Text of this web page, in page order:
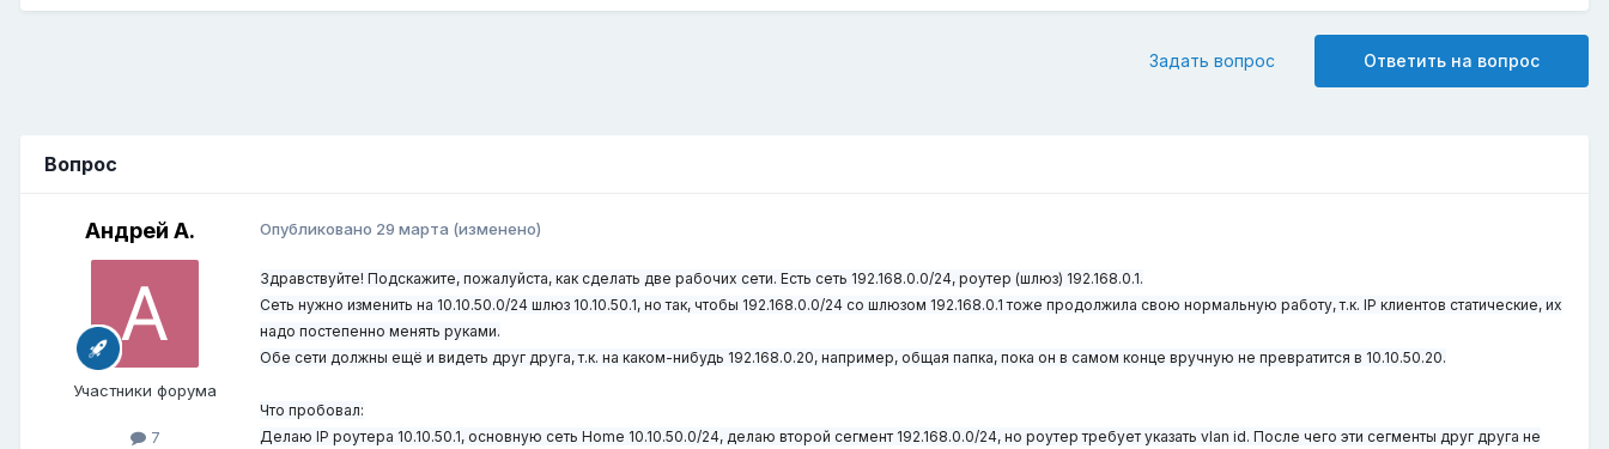
Ответить на вопрос
Задать вопрос
Вопрос
Андрей А.
Участники форума
7
Опубликовано 29 марта (изменено)
Здравствуйте! Подскажите, пожалуйста, как сделать две рабочих сети. Есть сеть 192.168.0.0/24, роутер (шлюз) 192.168.0.1.
Сеть нужно изменить на 10.10.50.0/24 шлюз 10.10.50.1, но так, чтобы 192.168.0.0/24 со шлюзом 192.168.0.1 тоже продолжила свою нормальную работу, т.к. IP клиентов статические, их
надо постепенно менять руками.
Обе сети должны ещё и видеть друг друга, т.к. на каком-нибудь 192.168.0.20, например, общая папка, пока он в самом конце вручную не превратится в 10.10.50.20.
Что пробовал:
Делаю IP роутера 10.10.50.1, основную сеть Home 10.10.50.0/24, делаю второй сегмент 192.168.0.0/24, но роутер требует указать vlan id. После чего эти сегменты друг друга не